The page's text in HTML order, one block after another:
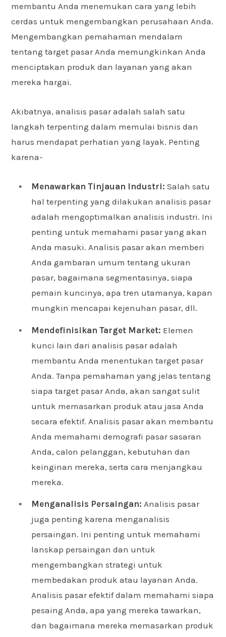
membantu Anda menemukan cara yang lebih
cerdas untuk mengembangkan perusahaan Anda.
Mengembangkan pemahaman mendalam
tentang target pasar Anda memungkinkan Anda
menciptakan produk dan layanan yang akan
mereka hargai.
Akibatnya, analisis pasar adalah salah satu
langkah terpenting dalam memulai bisnis dan
harus mendapat perhatian yang layak. Penting
karena-
Menawarkan Tinjauan Industri: Salah satu
hal terpenting yang dilakukan analisis pasar
adalah mengoptimalkan analisis industri. Ini
penting untuk memahami pasar yang akan
Anda masuki. Analisis pasar akan memberi
Anda gambaran umum tentang ukuran
pasar, bagaimana segmentasinya, siapa
pemain kuncinya, apa tren utamanya, kapan
mungkin mencapai kejenuhan pasar, dll.
Mendefinisikan Target Market: Elemen
kunci lain dari analisis pasar adalah
membantu Anda menentukan target pasar
Anda. Tanpa pemahaman yang jelas tentang
siapa target pasar Anda, akan sangat sulit
untuk memasarkan produk atau jasa Anda
secara efektif. Analisis pasar akan membantu
Anda memahami demografi pasar sasaran
Anda, calon pelanggan, kebutuhan dan
keinginan mereka, serta cara menjangkau
mereka.
Menganalisis Persaingan: Analisis pasar
juga penting karena menganalisis
persaingan. Ini penting untuk memahami
lanskap persaingan dan untuk
mengembangkan strategi untuk
membedakan produk atau layanan Anda.
Analisis pasar efektif dalam memahami siapa
pesaing Anda, apa yang mereka tawarkan,
dan bagaimana mereka memasarkan produk